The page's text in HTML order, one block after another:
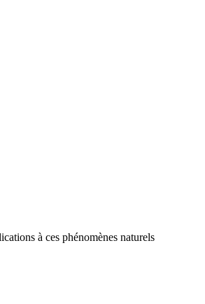
à ces phénomènes naturels